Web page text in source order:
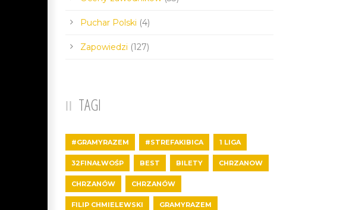
Puchar Polski (4)
Zapowiedzi (127)
TAGI
#GRAMYRAZEM #STREFAKIBICA 1 LIGA
32FINAŁWOŚP BEST BILETY CHRZANOW
CHRZANÓW CHRZANÓW
FILIP CHMIELEWSKI GRAMYRAZEM